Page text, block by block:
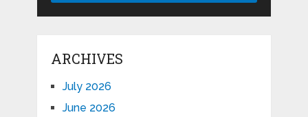
ARCHIVES
July 2026
June 2026